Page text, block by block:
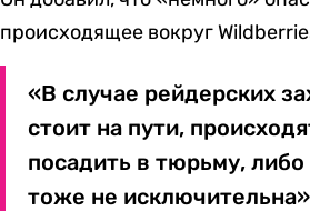
происходящее вокруг
«В случае рейдерских
стоит на пути,
посадить в тюрьму,
тоже не